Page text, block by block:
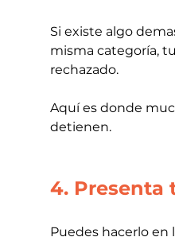
Si existe algo
misma categoría,
rechazado.
Aquí es donde
detienen.
4. Presenta
Puedes hacerlo en